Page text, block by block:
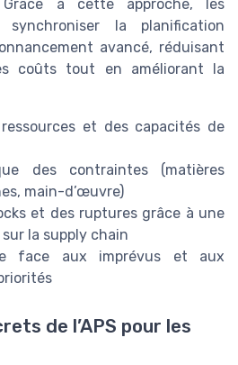
Grâce à cette approche, les
synchroniser la planification
avancé, réduisant
coûts tout en améliorant la
et des capacités de
des contraintes (matières
main-d’œuvre)
et des ruptures grâce à une
la supply chain
face aux imprévus et aux
de l’APS pour les